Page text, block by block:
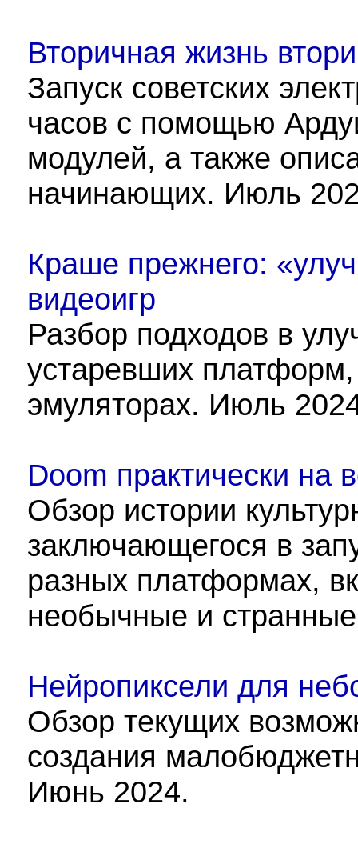
Вторичная жизнь
Запуск советских
часов с помощью
модулей, а также
начинающих. Июль
Краше прежнего:
видеоигр
Разбор подходов в
устаревших
эмуляторах. Июль
Doom практически на
Обзор истории
заключающегося в
разных платформах,
необычные и
Нейропиксели для
Обзор текущих
создания
Июнь 2024.